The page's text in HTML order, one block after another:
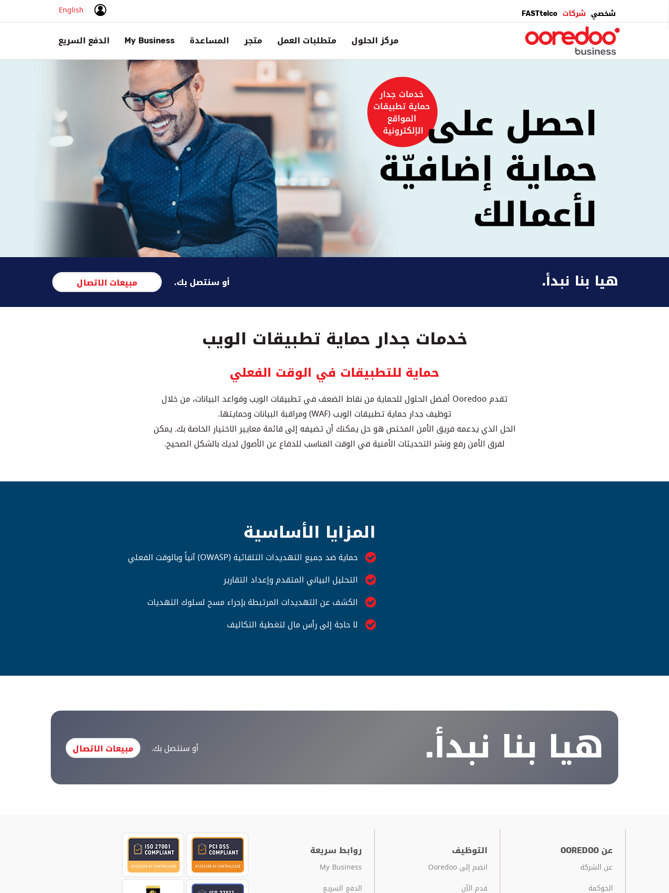
شخصي شركات FASTtelco
English
مركز الحلول متطلبات العمل متجر المساعدة My Business الدفع السريع
هيا بنا نبدأ. أو سنتصل بك. مبيعات الاتصال
خدمات جدار حماية تطبيقات الويب
حماية للتطبيقات في الوقت الفعلي
تقدم Ooredoo أفضل الحلول للحماية من نقاط الضعف في تطبيقات الويب وقواعد البيانات، من خلال
توظيف جدار حماية تطبيقات الويب (WAF) ومراقبة البيانات وحمايتها.
الحل الذي يدعمه فريق الأمن المختص هو حل يمكنك أن تضيفه إلى قائمة معايير الاختيار الخاصة بك. يمكن
لفرق الأمن رفع ونشر التحديثات الأمنية في الوقت المناسب للدفاع عن الأصول لديك بالشكل الصحيح.
المزايا الأساسية
حماية ضد جميع التهديدات التلقائية (OWASP) آنياً وبالوقت الفعلي
التحليل البياني المتقدم وإعداد التقارير
الكشف عن التهديدات المرتبطة بإجراء مسح لسلوك التهديات
لا حاجة إلى رأس مال لتغطية التكاليف
هيا بنا نبدأ. أو سنتصل بك. مبيعات الاتصال
عن OOREDOO
عن الشركة
الحوكمة
التوظيف
انضم إلى Ooredoo
قدم الآن
روابط سريعة
My Business
الدفع السريع